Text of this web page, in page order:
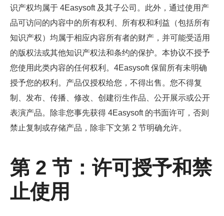
识产权均属于 4Easysoft 及其子公司。此外，通过使用产
品可访问的内容中的所有权利、所有权和利益（包括所有
知识产权）均属于相应内容所有者的财产，并可能受适用
的版权法或其他知识产权法和条约的保护。本协议不授予
您使用此类内容的任何权利。4Easysoft 保留所有未明确
授予您的权利。产品仅授权给您，不得出售。您不得复
制、发布、传播、修改、创建衍生作品、公开展示或公开
表演产品。除非您事先获得 4Easysoft 的书面许可，否则
禁止复制或存储产品，除非下文第 2 节明确允许。
第 2 节：许可授予和禁
止使用